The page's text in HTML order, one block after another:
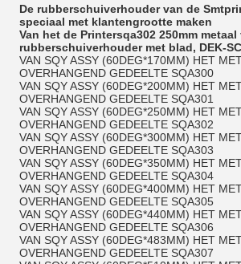
De rubberschuiverhouder van de
speciaal met klantengrootte maken
Van het de Printersqa302 250mm metaal
rubberschuiverhouder met blad, DEK-
VAN SQY ASSY (60DEG*170MM) HET
OVERHANGEND GEDEELTE SQA300
VAN SQY ASSY (60DEG*200MM) HET
OVERHANGEND GEDEELTE SQA301
VAN SQY ASSY (60DEG*250MM) HET
OVERHANGEND GEDEELTE SQA302
VAN SQY ASSY (60DEG*300MM) HET
OVERHANGEND GEDEELTE SQA303
VAN SQY ASSY (60DEG*350MM) HET
OVERHANGEND GEDEELTE SQA304
VAN SQY ASSY (60DEG*400MM) HET
OVERHANGEND GEDEELTE SQA305
VAN SQY ASSY (60DEG*440MM) HET
OVERHANGEND GEDEELTE SQA306
VAN SQY ASSY (60DEG*483MM) HET
OVERHANGEND GEDEELTE SQA307